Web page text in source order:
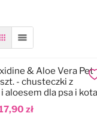
SiatkaLista
zł
& Aloe Vera Pet
- chusteczki z
aloesem dla psa i
20x30cm